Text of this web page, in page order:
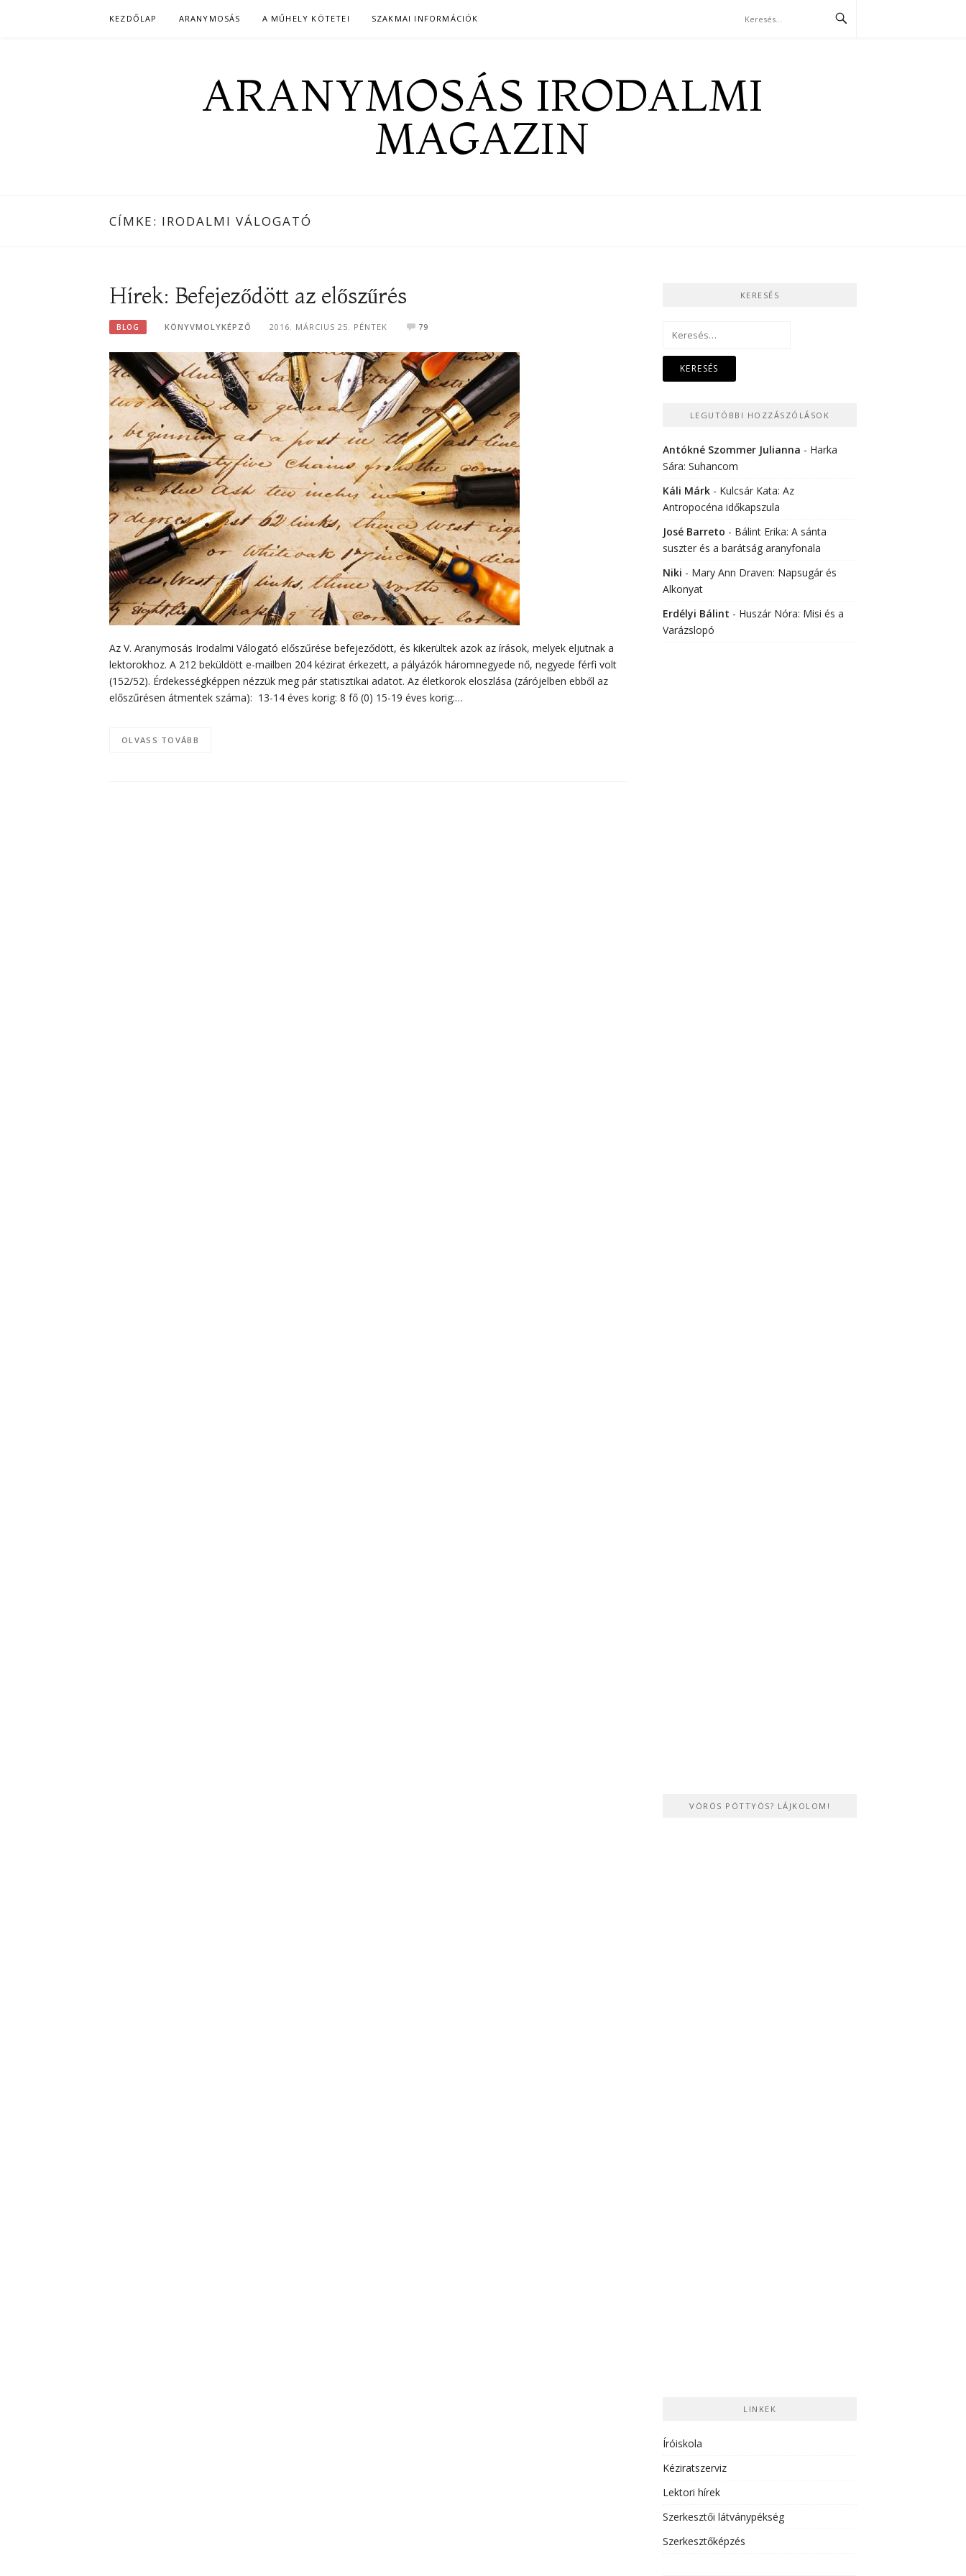
KEZDŐLAP ARANYMOSÁS A MŰHELY KÖTETEI SZAKMAI INFORMÁCIÓK
ARANYMOSÁS IRODALMI
MAGAZIN
CÍMKE: IRODALMI VÁLOGATÓ
Hírek: Befejeződött az előszűrés
BLOG KÖNYVMOLYKÉPZŐ 2016. MÁRCIUS 25. PÉNTEK 79
Az V. Aranymosás Irodalmi Válogató előszűrése befejeződött, és kikerültek azok az írások, melyek eljutnak a
lektorokhoz. A 212 beküldött e-mailben 204 kézirat érkezett, a pályázók háromnegyede nő, negyede férfi volt
(152/52). Érdekességképpen nézzük meg pár statisztikai adatot. Az életkorok eloszlása (zárójelben ebből az
előszűrésen átmentek száma): 13-14 éves korig: 8 fő (0) 15-19 éves korig:…
OLVASS TOVÁBB
KERESÉS
Keresés:
LEGUTÓBBI HOZZÁSZÓLÁSOK
Antókné Szommer Julianna - Harka
Sára: Suhancom
Káli Márk - Kulcsár Kata: Az
Antropocéna időkapszula
José Barreto - Bálint Erika: A sánta
suszter és a barátság aranyfonala
Niki - Mary Ann Draven: Napsugár és
Alkonyat
Erdélyi Bálint - Huszár Nóra: Misi és a
Varázslopó
VÖRÖS PÖTTYÖS? LÁJKOLOM!
LINKEK
Íróiskola
Kéziratszerviz
Lektori hírek
Szerkesztői látványpékség
Szerkesztőképzés